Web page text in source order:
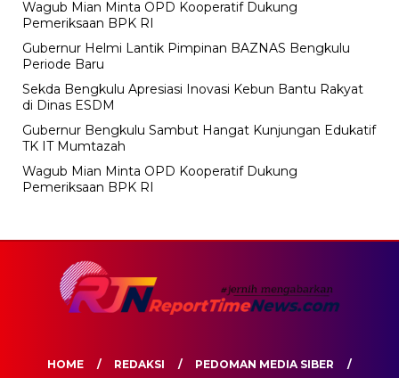
Wagub Mian Minta OPD Kooperatif Dukung
Pemeriksaan BPK RI
Gubernur Helmi Lantik Pimpinan BAZNAS Bengkulu
Periode Baru
Sekda Bengkulu Apresiasi Inovasi Kebun Bantu Rakyat
di Dinas ESDM
Gubernur Bengkulu Sambut Hangat Kunjungan Edukatif
TK IT Mumtazah
Wagub Mian Minta OPD Kooperatif Dukung
Pemeriksaan BPK RI
HOME REDAKSI PEDOMAN MEDIA SIBER